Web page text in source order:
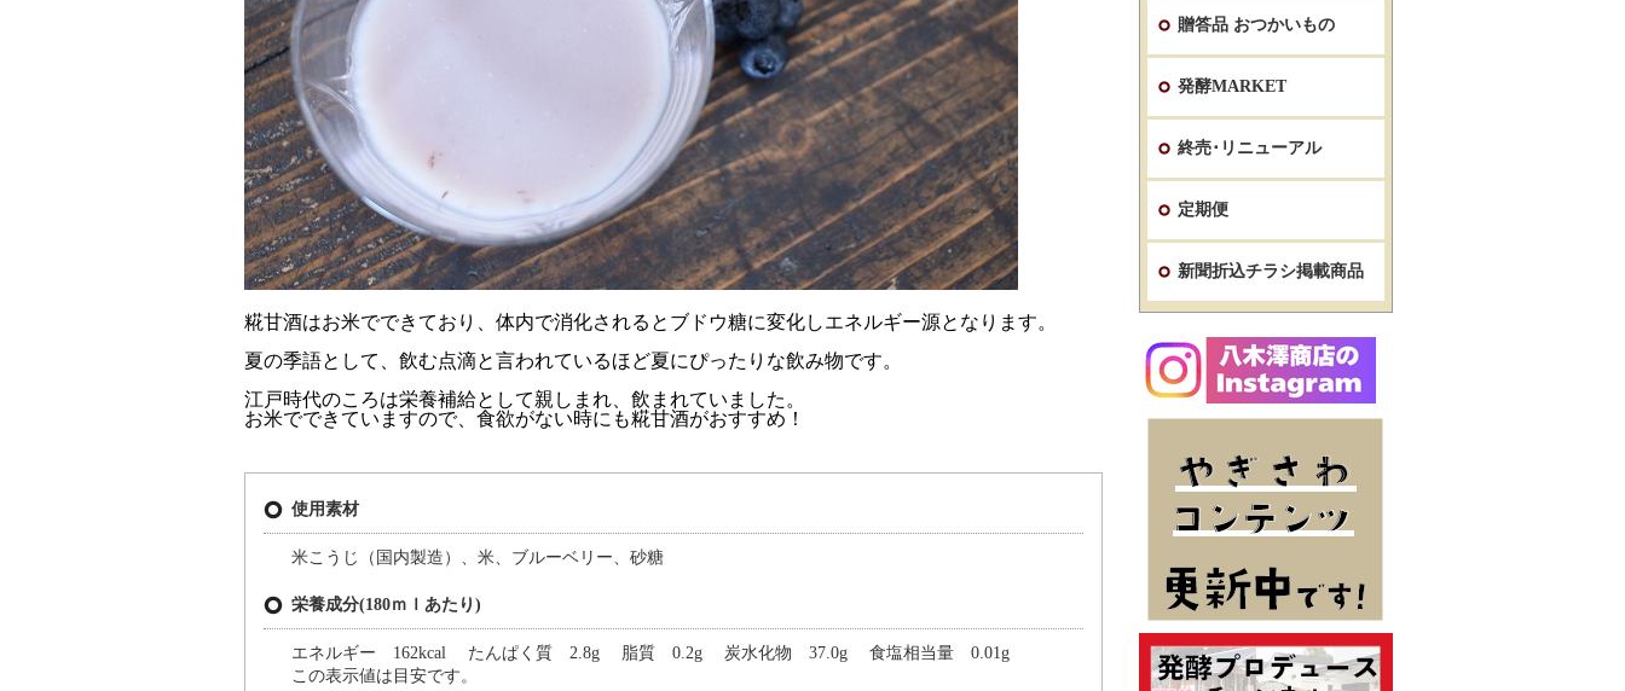
糀甘酒はお米でできており、体内で消化されるとブドウ糖に変化しエネルギー源となります。
夏の季語として、飲む点滴と言われているほど夏にぴったりな飲み物です。
江戸時代のころは栄養補給として親しまれ、飲まれていました。
お米でできていますので、食欲がない時にも糀甘酒がおすすめ！
使用素材
米こうじ（国内製造）、米、ブルーベリー、砂糖
栄養成分(180ｍｌあたり)
エネルギー 162kcal たんぱく質 2.8g 脂質 0.2g 炭水化物 37.0g 食塩相当量 0.01g
この表示値は目安です。
贈答品 おつかいもの
発酵MARKET
終売･リニューアル
定期便
新聞折込チラシ掲載商品